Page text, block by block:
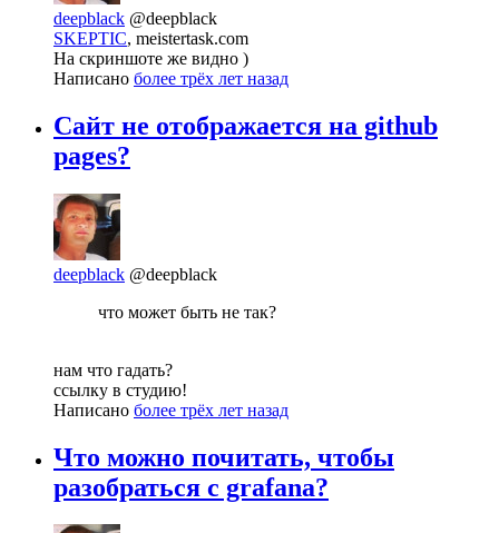
deepblack @deepblack
SKEPTIC, meistertask.com
На скриншоте же видно )
Написано более трёх лет назад
Сайт не отображается на github
pages?
deepblack @deepblack
что может быть не так?
нам что гадать?
ссылку в студию!
Написано более трёх лет назад
Что можно почитать, чтобы
разобраться с grafana?